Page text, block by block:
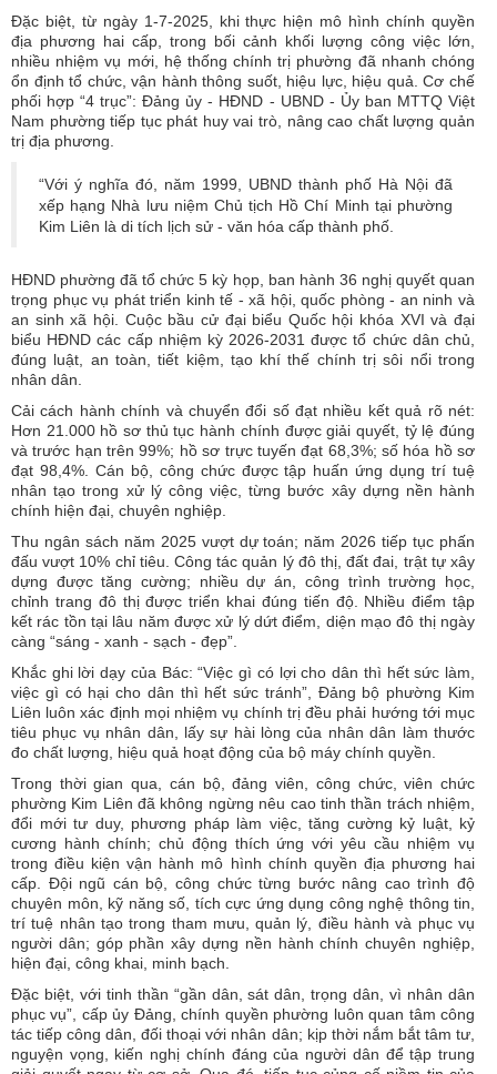
Đặc biệt, từ ngày 1-7-2025, khi thực hiện mô hình chính quyền
địa phương hai cấp, trong bối cảnh khối lượng công việc lớn,
nhiều nhiệm vụ mới, hệ thống chính trị phường đã nhanh chóng
ổn định tổ chức, vận hành thông suốt, hiệu lực, hiệu quả. Cơ chế
phối hợp “4 trục”: Đảng ủy - HĐND - UBND - Ủy ban MTTQ Việt
Nam phường tiếp tục phát huy vai trò, nâng cao chất lượng quản
trị địa phương.
“Với ý nghĩa đó, năm 1999, UBND thành phố Hà Nội đã
xếp hạng Nhà lưu niệm Chủ tịch Hồ Chí Minh tại phường
Kim Liên là di tích lịch sử - văn hóa cấp thành phố.
HĐND phường đã tổ chức 5 kỳ họp, ban hành 36 nghị quyết quan
trọng phục vụ phát triển kinh tế - xã hội, quốc phòng - an ninh và
an sinh xã hội. Cuộc bầu cử đại biểu Quốc hội khóa XVI và đại
biểu HĐND các cấp nhiệm kỳ 2026-2031 được tổ chức dân chủ,
đúng luật, an toàn, tiết kiệm, tạo khí thế chính trị sôi nổi trong
nhân dân.
Cải cách hành chính và chuyển đổi số đạt nhiều kết quả rõ nét:
Hơn 21.000 hồ sơ thủ tục hành chính được giải quyết, tỷ lệ đúng
và trước hạn trên 99%; hồ sơ trực tuyến đạt 68,3%; số hóa hồ sơ
đạt 98,4%. Cán bộ, công chức được tập huấn ứng dụng trí tuệ
nhân tạo trong xử lý công việc, từng bước xây dựng nền hành
chính hiện đại, chuyên nghiệp.
Thu ngân sách năm 2025 vượt dự toán; năm 2026 tiếp tục phấn
đấu vượt 10% chỉ tiêu. Công tác quản lý đô thị, đất đai, trật tự xây
dựng được tăng cường; nhiều dự án, công trình trường học,
chỉnh trang đô thị được triển khai đúng tiến độ. Nhiều điểm tập
kết rác tồn tại lâu năm được xử lý dứt điểm, diện mạo đô thị ngày
càng “sáng - xanh - sạch - đẹp”.
Khắc ghi lời dạy của Bác: “Việc gì có lợi cho dân thì hết sức làm,
việc gì có hại cho dân thì hết sức tránh”, Đảng bộ phường Kim
Liên luôn xác định mọi nhiệm vụ chính trị đều phải hướng tới mục
tiêu phục vụ nhân dân, lấy sự hài lòng của nhân dân làm thước
đo chất lượng, hiệu quả hoạt động của bộ máy chính quyền.
Trong thời gian qua, cán bộ, đảng viên, công chức, viên chức
phường Kim Liên đã không ngừng nêu cao tinh thần trách nhiệm,
đổi mới tư duy, phương pháp làm việc, tăng cường kỷ luật, kỷ
cương hành chính; chủ động thích ứng với yêu cầu nhiệm vụ
trong điều kiện vận hành mô hình chính quyền địa phương hai
cấp. Đội ngũ cán bộ, công chức từng bước nâng cao trình độ
chuyên môn, kỹ năng số, tích cực ứng dụng công nghệ thông tin,
trí tuệ nhân tạo trong tham mưu, quản lý, điều hành và phục vụ
người dân; góp phần xây dựng nền hành chính chuyên nghiệp,
hiện đại, công khai, minh bạch.
Đặc biệt, với tinh thần “gần dân, sát dân, trọng dân, vì nhân dân
phục vụ”, cấp ủy Đảng, chính quyền phường luôn quan tâm công
tác tiếp công dân, đối thoại với nhân dân; kịp thời nắm bắt tâm tư,
nguyện vọng, kiến nghị chính đáng của người dân để tập trung